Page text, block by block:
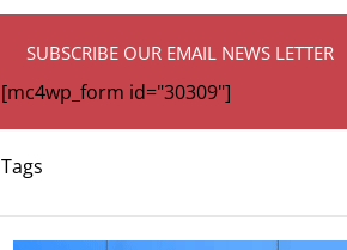
SUBSCRIBE OUR EMAIL NEWS LETTER
[mc4wp_form id="30309"]
Tags